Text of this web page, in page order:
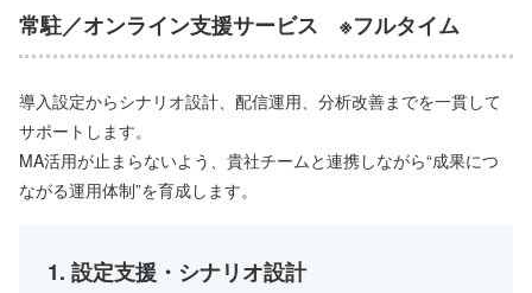
常駐／オンライン支援サービス ※フルタイム
導入設定からシナリオ設計、配信運用、分析改善までを一貫して
サポートします。
MA活用が止まらないよう、貴社チームと連携しながら“成果につ
ながる運用体制”を育成します。
1. 設定支援・シナリオ設計